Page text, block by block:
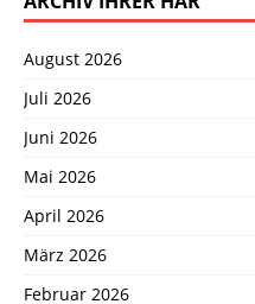
August 2026
Juli 2026
Juni 2026
Mai 2026
April 2026
März 2026
Februar 2026